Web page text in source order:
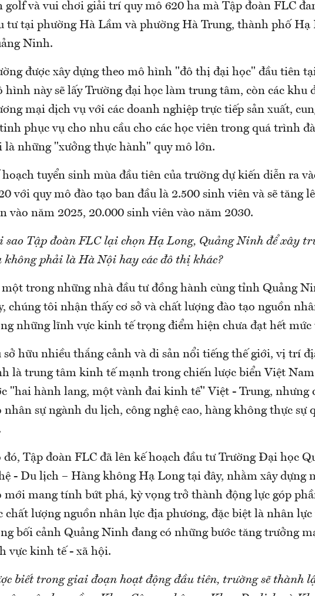
golf và vui chơi giải trí quy mô 620 ha mà Tập đoàn FLC
tư tại phường Hà Lầm và phường Hà Trung, thành phố
Ninh.
được xây dựng theo mô hình "đô thị đại học" đầu tiên
hình này sẽ lấy Trường đại học làm trung tâm, còn các khu
mại dịch vụ với các doanh nghiệp trực tiếp sản xuất,
phục vụ cho nhu cầu cho các học viên trong quá trình
là những "xưởng thực hành" quy mô lớn.
hoạch tuyển sinh mùa đầu tiên của trường dự kiến diễn ra
với quy mô đào tạo ban đầu là 2.500 sinh viên và sẽ tăng
vào năm 2025, 20.000 sinh viên vào năm 2030.
sao Tập đoàn FLC lại chọn Hạ Long, Quảng Ninh để xây
không phải là Hà Nội hay các đô thị khác?
một trong những nhà đầu tư đồng hành cùng tỉnh Quảng
chúng tôi nhận thấy cơ sở và chất lượng đào tạo nguồn
những lĩnh vực kinh tế trọng điểm hiện chưa đạt hết mức
sở hữu nhiều thắng cảnh và di sản nổi tiếng thế giới, vị trí
là trung tâm kinh tế mạnh trong chiến lược biển Việt
"hai hành lang, một vành đai kinh tế" Việt - Trung, nhưng
nhân sự ngành du lịch, công nghệ cao, hàng không thực sự
đó, Tập đoàn FLC đã lên kế hoạch đầu tư Trường Đại học
- Du lịch – Hàng không Hạ Long tại đây, nhằm xây dựng
mới mang tính bứt phá, kỳ vọng trở thành động lực góp
chất lượng nguồn nhân lực địa phương, đặc biệt là nhân
bối cảnh Quảng Ninh đang có những bước tăng trưởng
vực kinh tế - xã hội.
biết trong giai đoạn hoạt động đầu tiên, trường sẽ thành